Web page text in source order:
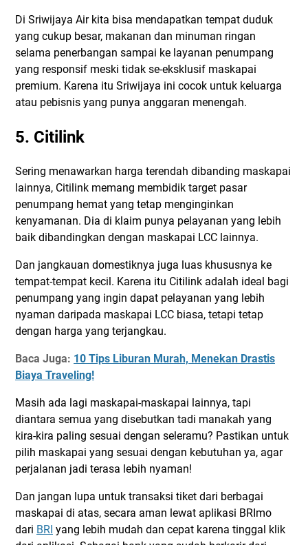
Di Sriwijaya Air kita bisa mendapatkan tempat duduk
yang cukup besar, makanan dan minuman ringan
selama penerbangan sampai ke layanan penumpang
yang responsif meski tidak se-eksklusif maskapai
premium. Karena itu Sriwijaya ini cocok untuk keluarga
atau pebisnis yang punya anggaran menengah.
5. Citilink
Sering menawarkan harga terendah dibanding maskapai
lainnya, Citilink memang membidik target pasar
penumpang hemat yang tetap menginginkan
kenyamanan. Dia di klaim punya pelayanan yang lebih
baik dibandingkan dengan maskapai LCC lainnya.
Dan jangkauan domestiknya juga luas khususnya ke
tempat-tempat kecil. Karena itu Citilink adalah ideal bagi
penumpang yang ingin dapat pelayanan yang lebih
nyaman daripada maskapai LCC biasa, tetapi tetap
dengan harga yang terjangkau.
Baca Juga: 10 Tips Liburan Murah, Menekan Drastis
Biaya Traveling!
Masih ada lagi maskapai-maskapai lainnya, tapi
diantara semua yang disebutkan tadi manakah yang
kira-kira paling sesuai dengan seleramu? Pastikan untuk
pilih maskapai yang sesuai dengan kebutuhan ya, agar
perjalanan jadi terasa lebih nyaman!
Dan jangan lupa untuk transaksi tiket dari berbagai
maskapai di atas, secara aman lewat aplikasi BRImo
dari BRI yang lebih mudah dan cepat karena tinggal klik